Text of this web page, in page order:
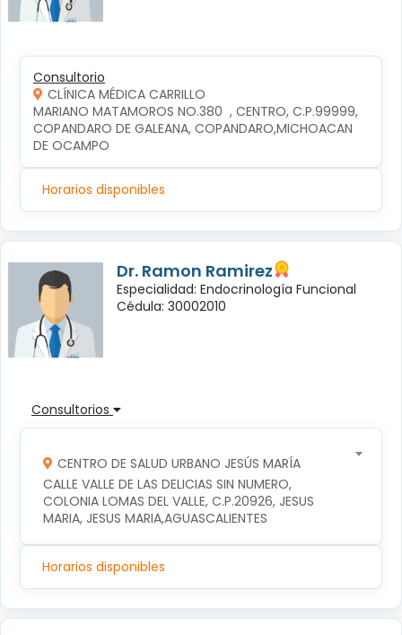
Consultorio
CLÍNICA MÉDICA CARRILLO
MARIANO MATAMOROS NO.380  , CENTRO, C.P.99999,
COPANDARO DE GALEANA, COPANDARO,MICHOACAN
DE OCAMPO
Horarios disponibles
Dr. Ramon Ramirez
Especialidad: Endocrinología Funcional
Cédula: 30002010
Consultorios
CENTRO DE SALUD URBANO JESÚS MARÍA
CALLE VALLE DE LAS DELICIAS SIN NUMERO,
COLONIA LOMAS DEL VALLE, C.P.20926, JESUS
MARIA, JESUS MARIA,AGUASCALIENTES
Horarios disponibles